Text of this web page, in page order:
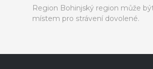
Region Bohinjský region může
místem pro strávení dovolené.